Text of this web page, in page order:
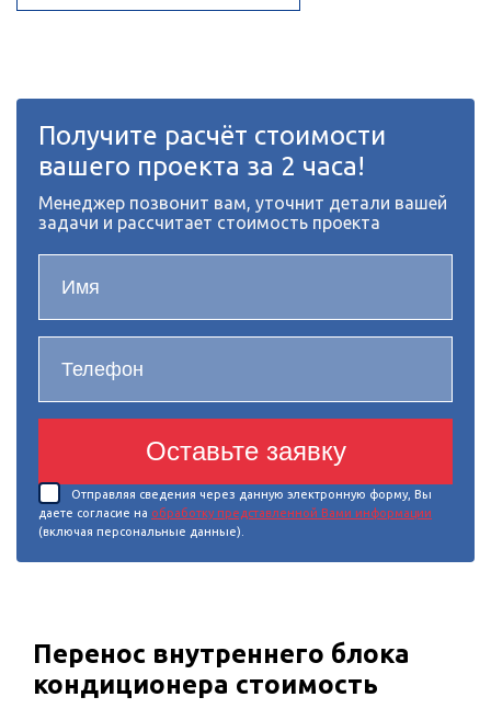
Получите расчёт стоимости
вашего проекта за 2 часа!
Менеджер позвонит вам, уточнит детали вашей
задачи и рассчитает стоимость проекта
Оставьте заявку
Отправляя сведения через данную электронную форму, Вы
даете согласие на обработку представленной Вами информации
(включая персональные данные).
Перенос внутреннего блока
кондиционера стоимость